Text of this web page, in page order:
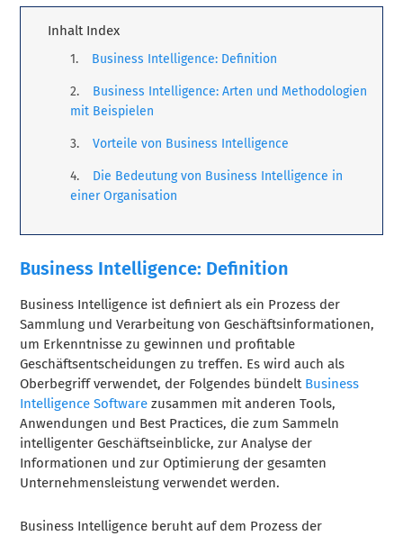
Inhalt Index
Business Intelligence: Definition
Business Intelligence: Arten und Methodologien
mit Beispielen
Vorteile von Business Intelligence
Die Bedeutung von Business Intelligence in
einer Organisation
Business Intelligence: Definition
Business Intelligence ist definiert als ein Prozess der
Sammlung und Verarbeitung von Geschäftsinformationen,
um Erkenntnisse zu gewinnen und profitable
Geschäftsentscheidungen zu treffen. Es wird auch als
Oberbegriff verwendet, der Folgendes bündelt Business
Intelligence Software zusammen mit anderen Tools,
Anwendungen und Best Practices, die zum Sammeln
intelligenter Geschäftseinblicke, zur Analyse der
Informationen und zur Optimierung der gesamten
Unternehmensleistung verwendet werden.
Business Intelligence beruht auf dem Prozess der